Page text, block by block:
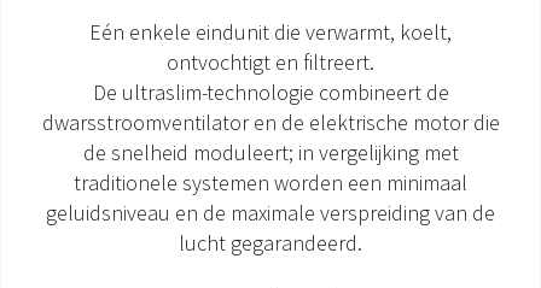
DOCUMENTATIE PRODUCTEN
Eén enkele eindunit die verwarmt, koelt,
ontvochtigt en filtreert.
De ultraslim-technologie combineert de
dwarsstroomventilator en de elektrische motor die
de snelheid moduleert; in vergelijking met
traditionele systemen worden een minimaal
geluidsniveau en de maximale verspreiding van de
lucht gegarandeerd.